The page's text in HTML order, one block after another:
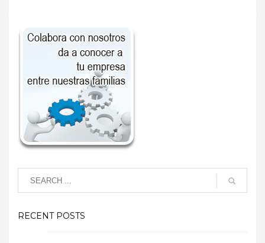
RECENT POSTS